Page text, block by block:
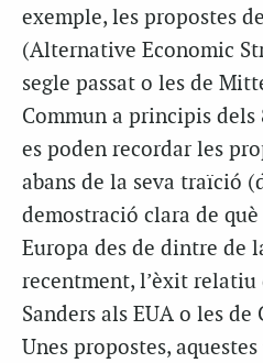
exemple, les propostes
(Alternative Economic
segle passat o les de
Commun a principis dels
es poden recordar les
abans de la seva traïció
demostració clara de
Europa des de dintre de
recentment, l’èxit relatiu
Sanders als EUA o les
Unes propostes,